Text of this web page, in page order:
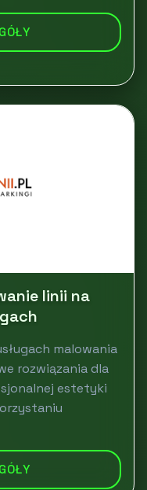
linii na
malowania
rozwiązania dla
estetyki